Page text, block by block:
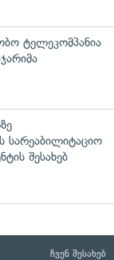
ტელეკომპანია
სარეაბილიტაციო
შესახებ
ჩვენ შესახებ